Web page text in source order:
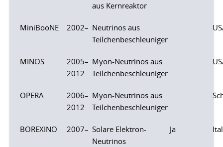
aus Kernreaktor
MiniBooNE 2002– Neutrinos aus
Teilchenbeschleuniger
MINOS
2005–
2012
Myon-Neutrinos aus
Teilchenbeschleuniger
OPERA
2006–
2012
Myon-Neutrinos aus
Teilchenbeschleuniger
BOREXINO 2007– Solare Elektron-
Neutrinos
Ja